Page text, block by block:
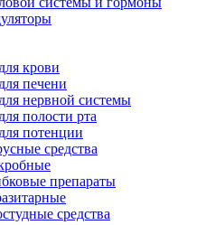
крови
печени
нервной системы
полости рта
потенции
средства
препараты
средства